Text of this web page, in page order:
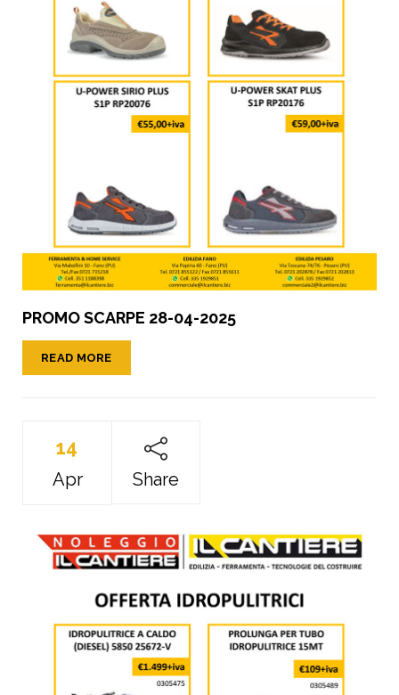
PROMO SCARPE 28-04-2025
READ MORE
14
Apr Share